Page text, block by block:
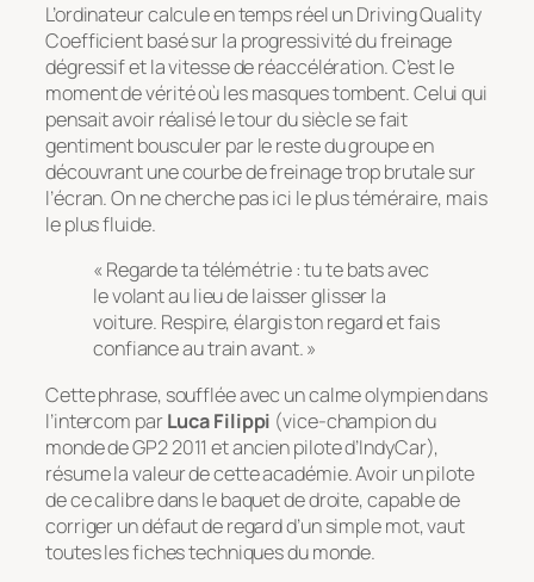
L’ordinateur calcule en temps réel unDriving Quality
Coefficientbasé sur la progressivité du freinage
dégressif et la vitesse de réaccélération. C’est le
moment de vérité où les masques tombent. Celui qui
pensait avoir réalisé le tour du siècle se fait
gentiment bousculer par le reste du groupe en
découvrant une courbe de freinage trop brutale sur
l’écran. On ne cherche pas ici le plus téméraire, mais
le plus fluide.
« Regarde ta télémétrie : tu te bats avec
le volant au lieu de laisser glisser la
voiture. Respire, élargis ton regard et fais
confiance au train avant. »
Cette phrase, soufflée avec un calme olympien dans
l’intercom parLuca Filippi (vice-champion du
monde de GP2 2011 et ancien pilote d’IndyCar),
résume la valeur de cette académie. Avoir un pilote
de ce calibre dans le baquet de droite, capable de
corriger un défaut de regard d’un simple mot, vaut
toutes les fiches techniques du monde.